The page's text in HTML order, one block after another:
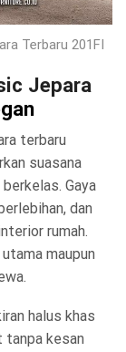
Terbaru 201FI
Jepara
terbaru
suasana
Gaya
dan
rumah.
maupun
halus khas
tanpa kesan